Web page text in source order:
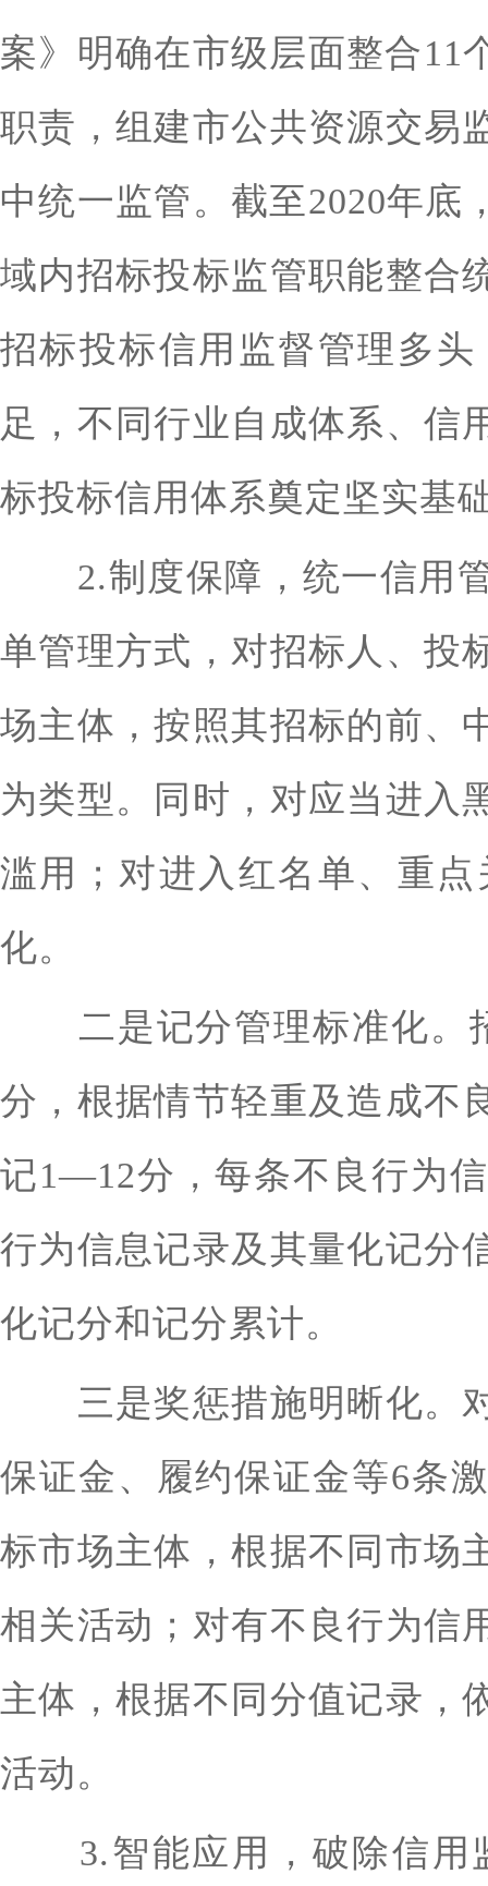
案》明确在市级层面整合11
职责，组建市公共资源交易
中统一监管。截至2020年底
域内招标投标监管职能整合
招标投标信用监督管理多
足，不同行业自成体系、信
标投标信用体系奠定坚实基
2.制度保障，统一信用管
单管理方式，对招标人、投
场主体，按照其招标的前、
为类型。同时，对应当进入
滥用；对进入红名单、重
化。
二是记分管理标准化。招
分，根据情节轻重及造成不
记1—12分，每条不良行为
行为信息记录及其量化记分
化记分和记分累计。
三是奖惩措施明晰化。对
保证金、履约保证金等6条
标市场主体，根据不同市场
相关活动；对有不良行为信
主体，根据不同分值记录，
活动。
3.智能应用，破除信用